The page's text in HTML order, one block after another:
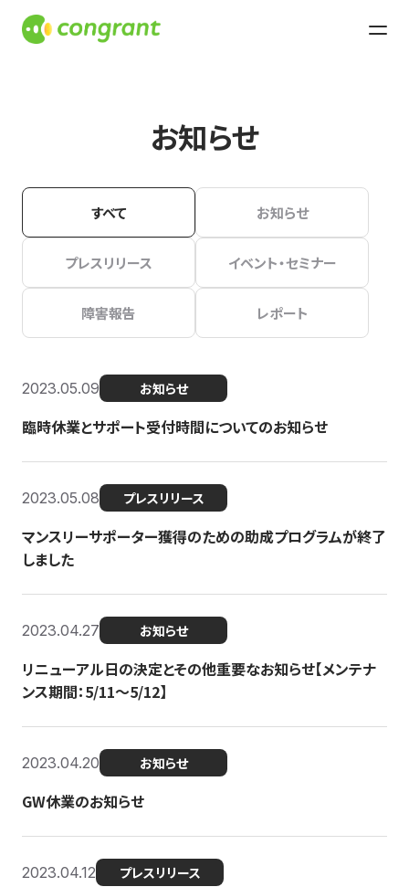
お知らせ
すべて お知らせ
プレスリリース イベント・セミナー
障害報告 レポート
2023.05.09 お知らせ
臨時休業とサポート受付時間についてのお知らせ
2023.05.08 プレスリリース
マンスリーサポーター獲得のための助成プログラムが終了
しました
2023.04.27 お知らせ
リニューアル日の決定とその他重要なお知らせ【メンテナ
ンス期間：5/11～5/12】
2023.04.20 お知らせ
GW休業のお知らせ
2023.04.12 プレスリリース